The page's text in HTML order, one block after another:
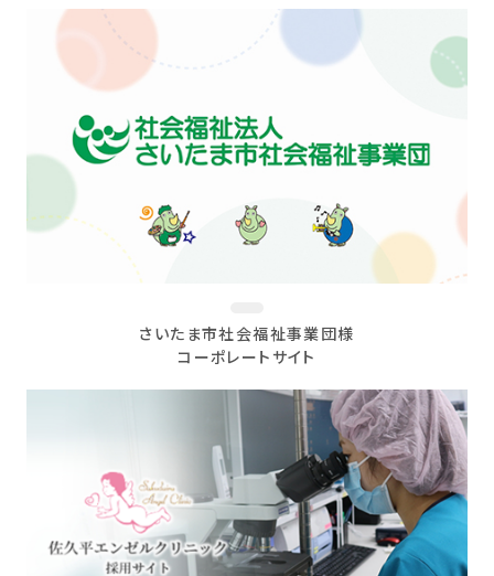
さいたま市社会福祉事業団様
コーポレートサイト